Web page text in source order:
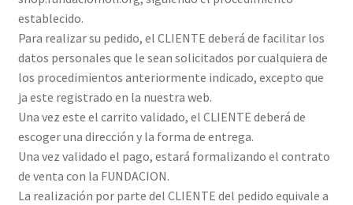
establecido.
Para realizar su pedido, el CLIENTE deberá de facilitar los
datos personales que le sean solicitados por cualquiera de
los procedimientos anteriormente indicado, excepto que
ja este registrado en la nuestra web.
Una vez este el carrito validado, el CLIENTE deberá de
escoger una dirección y la forma de entrega.
Una vez validado el pago, estará formalizando el contrato
de venta con la FUNDACION.
La realización por parte del CLIENTE del pedido equivale a